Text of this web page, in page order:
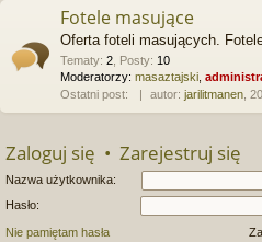
Fotele masujące
Oferta foteli masujących.
Tematy: 2 Posty: 10
Moderatorzy: masaztajski
Ostatni post:
autor: jarilitmanen ,
Zaloguj się • Zarejestruj się
Nazwa użytkownika:
Hasło:
Nie pamiętam hasła